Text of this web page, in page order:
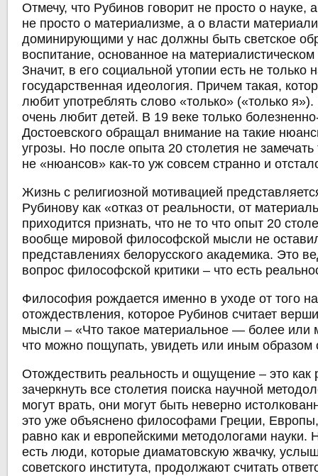
Отмечу, что Рубинов говорит не просто о науке,
не просто о материализме, а о власти
доминирующими у нас должны быть светское
воспитание, основанное на
Значит, в его социальной утопии есть не только
государственная идеология. Причем такая,
любит употреблять слово «только» («только
очень любит детей. В 19 веке только
Достоевского обращал внимание на такие
угрозы. Но после опыта 20 столетия не
не «нюансов» как-то уж совсем странно и
Жизнь с религиозной мотивацией
Рубинову как «отказ от реальности, от
приходится признать, что не то что опыт 20
вообще мировой философской мысли не
представлениях белорусского академика. Это
вопрос философской критики – что есть
Философия рождается именно в уходе от того
отождествления, которое Рубинов считает
мысли – «Что такое материальное — более или
что можно пощупать, увидеть или иным образом
Отождествить реальность и ощущение – это как
зачеркнуть все столетия поиска научной
могут врать, они могут быть неверно
это уже объяснено философами Греции,
равно как и европейскими методологами науки.
есть люди, которые диаматовскую жвачку,
советского института, продолжают считать